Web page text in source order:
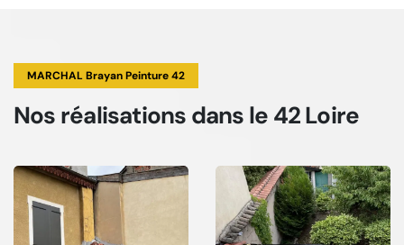
MARCHAL Brayan Peinture 42
Nos réalisations dans le 42 Loire